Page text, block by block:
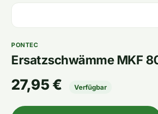
PONTEC
Ersatzschwämme MKF
27,95 € Verfügbar